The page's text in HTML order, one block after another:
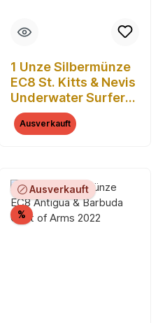
1 Unze Silbermünze
EC8 St. Kitts & Nevis
Underwater Surfer
2022 PP (Koloriert,
Box)
Ausverkauft
Ausverkauft
%Rabatt